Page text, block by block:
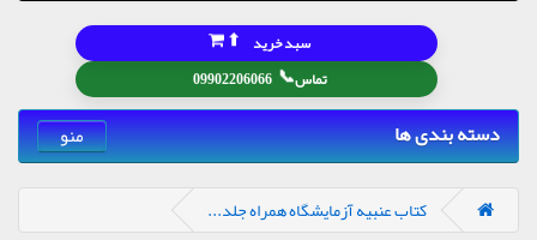
تماس📞
09902206066
سبد خرید ⬆
دسته بندی ها منو
کتاب عنبیه آزمایشگاه همراه جلد...